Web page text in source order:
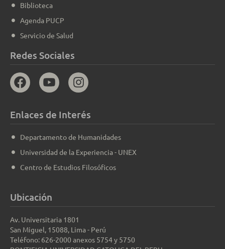
Biblioteca
Agenda PUCP
Servicio de Salud
Redes Sociales
Enlaces de Interés
Departamento de Humanidades
Universidad de la Experiencia - UNEX
Centro de Estudios Filosóficos
Ubicación
Av. Universitaria 1801
San Miguel, 15088, Lima - Perú
Teléfono: 626-2000 anexos 5754 y 5750